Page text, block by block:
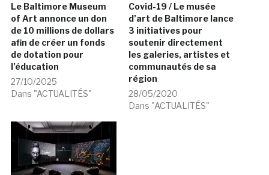
Le Baltimore Museum
of Art annonce un don
de 10 millions de dollars
afin de créer un fonds
de dotation pour
l’éducation
27/10/2025
Dans "ACTUALITÉS"
Covid-19 / Le musée
d’art de Baltimore lance
3 initiatives pour
soutenir directement
les galeries, artistes et
communautés de sa
région
28/05/2020
Dans "ACTUALITÉS"